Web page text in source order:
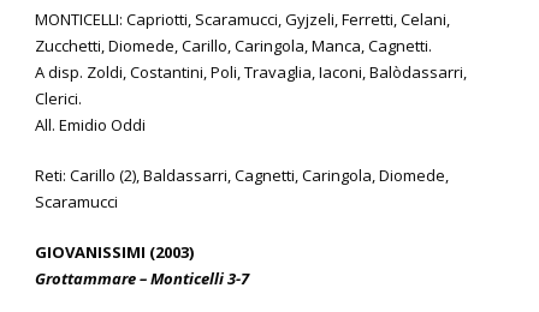
MONTICELLI: Capriotti, Scaramucci, Gyjzeli, Ferretti, Celani,
Zucchetti, Diomede, Carillo, Caringola, Manca, Cagnetti.
A disp. Zoldi, Costantini, Poli, Travaglia, Iaconi, Balòdassarri,
Clerici.
All. Emidio Oddi
Reti: Carillo (2), Baldassarri, Cagnetti, Caringola, Diomede,
Scaramucci
GIOVANISSIMI (2003)
Grottammare – Monticelli 3-7